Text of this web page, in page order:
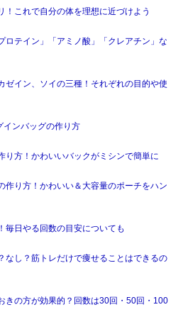
！これで自分の体を理想に近づけよう
ロテイン」「アミノ酸」「クレアチン」な
ゼイン、ソイの三種！それぞれの目的や使
インバッグの作り方
り方！かわいいバックがミシンで簡単に
作り方！かわいい＆大容量のポーチをハン
毎日やる回数の目安についても
なし？筋トレだけで痩せることはできるの
きの方が効果的？回数は30回・50回・100